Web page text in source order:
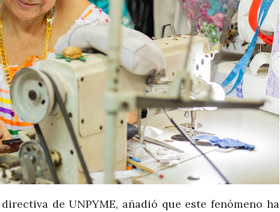
de UNPYME, añadió que este fenómeno ha